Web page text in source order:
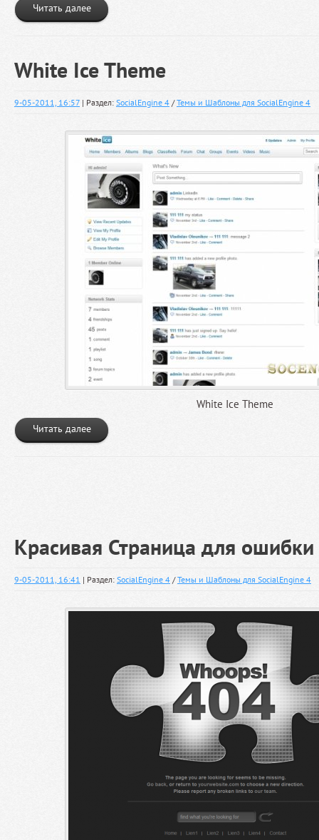
Читать далее
White Ice Theme
9-05-2011, 16:57 | Раздел: SocialEngine 4 /Темы и Шаблоны для SocialEngine 4
White Ice Theme
Читать далее
Красивая Страница для
9-05-2011, 16:41 | Раздел: SocialEngine 4 /Темы и Шаблоны для SocialEngine 4